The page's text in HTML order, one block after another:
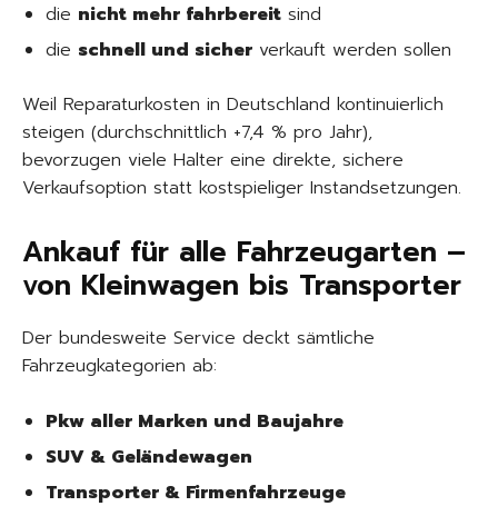
die nicht mehr fahrbereit sind
die schnell und sicher verkauft werden sollen
Weil Reparaturkosten in Deutschland kontinuierlich
steigen (durchschnittlich +7,4 % pro Jahr),
bevorzugen viele Halter eine direkte, sichere
Verkaufsoption statt kostspieliger Instandsetzungen.
Ankauf für alle Fahrzeugarten –
von Kleinwagen bis Transporter
Der bundesweite Service deckt sämtliche
Fahrzeugkategorien ab:
Pkw aller Marken und Baujahre
SUV & Geländewagen
Transporter & Firmenfahrzeuge